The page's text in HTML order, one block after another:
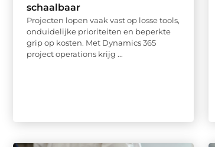
schaalbaar
Projecten lopen vaak vast op losse tools,
onduidelijke prioriteiten en beperkte
grip op kosten. Met Dynamics 365
project operations krijg ...